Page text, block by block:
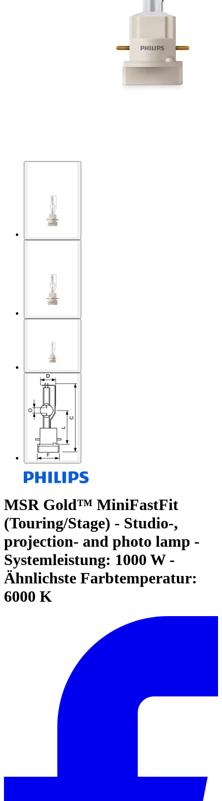
MSR Gold™ MiniFastFit
(Touring/Stage) - Studio-,
projection- and photo lamp -
Systemleistung: 1000 W -
Ähnlichste Farbtemperatur:
6000 K